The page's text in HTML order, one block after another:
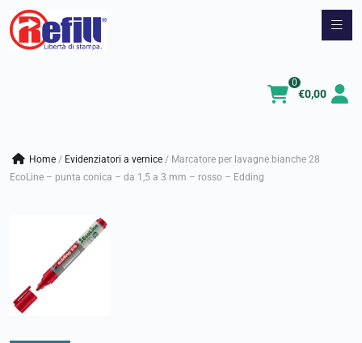
Vai
€0,00
0
Home / evidenziatori a vernice / Marcatore per lavagne bianche 28
EcoLine – punta conica – da 1,5 a 3 mm – rosso – Edding